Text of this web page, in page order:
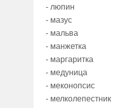
- люпин
- мазус
- мальва
- манжетка
- маргаритка
- медуница
- меконопсис
- мелколепестник